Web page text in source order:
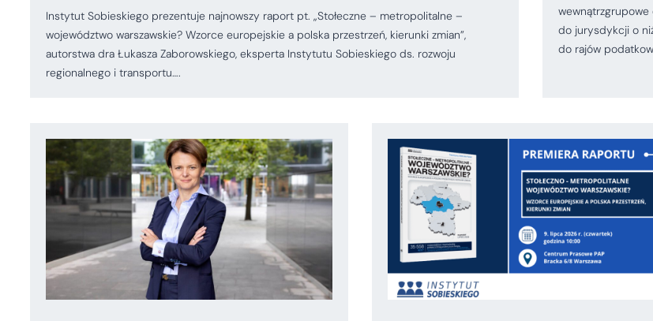
Instytut Sobieskiego prezentuje najnowszy raport pt. „Stołeczne – metropolitalne –
województwo warszawskie? Wzorce europejskie a polska przestrzeń, kierunki zmian”,
autorstwa dra Łukasza Zaborowskiego, eksperta Instytutu Sobieskiego ds. rozwoju
regionalnego i transportu….
wewnątrzgrupowe
do jurysdykcji o
do rajów